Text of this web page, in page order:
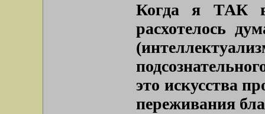
Когда я ТАК
расхотелось
это искусства
переживания